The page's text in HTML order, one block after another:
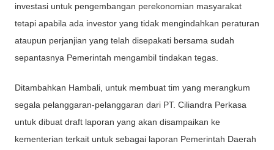
investasi untuk pengembangan perekonomian masyarakat
tetapi apabila ada investor yang tidak mengindahkan peraturan
ataupun perjanjian yang telah disepakati bersama sudah
sepantasnya Pemerintah mengambil tindakan tegas.
Ditambahkan Hambali, untuk membuat tim yang merangkum
segala pelanggaran-pelanggaran dari PT. Ciliandra Perkasa
untuk dibuat draft laporan yang akan disampaikan ke
kementerian terkait untuk sebagai laporan Pemerintah Daerah